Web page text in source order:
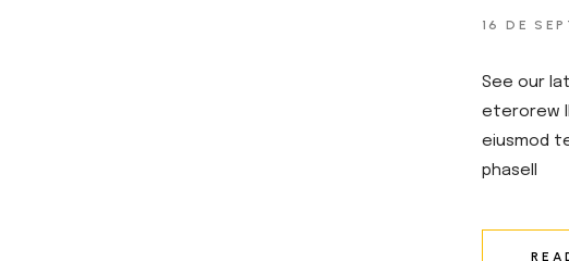
16 DE
See our
eterorew
eiusmod
phasell